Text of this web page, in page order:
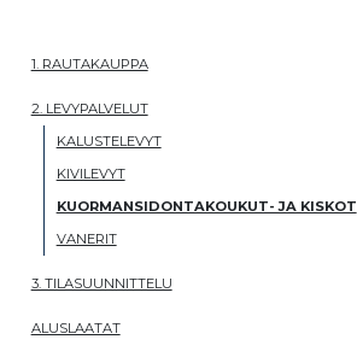
1. RAUTAKAUPPA
2. LEVYPALVELUT
KALUSTELEVYT
KIVILEVYT
KUORMANSIDONTAKOUKUT- JA KISKOT
VANERIT
3. TILASUUNNITTELU
ALUSLAATAT